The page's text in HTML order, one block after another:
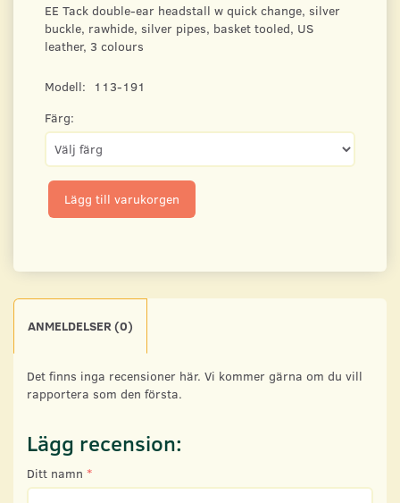
EE Tack double-ear headstall w quick change, silver
buckle, rawhide, silver pipes, basket tooled, US
leather, 3 colours
Modell:
113-191
Färg:
Lägg till varukorgen
ANMELDELSER (0)
Det finns inga recensioner här. Vi kommer gärna om du vill
rapportera som den första.
Lägg recension:
Ditt namn